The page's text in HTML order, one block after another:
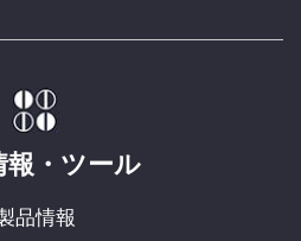
報・ツール
品情報